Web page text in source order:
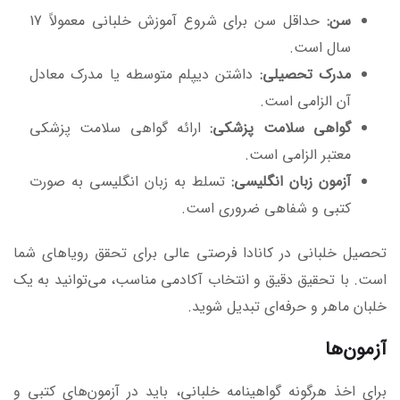
سن:
حداقل سن برای شروع آموزش خلبانی معمولاً 17
سال است.
مدرک تحصیلی: داشتن دیپلم متوسطه یا مدرک معادل
آن الزامی است.
گواهی سلامت پزشکی:ارائه گواهی سلامت پزشکی
معتبر الزامی است.
آزمون زبان انگلیسی: تسلط به زبان انگلیسی به صورت
کتبی و شفاهی ضروری است.
تحصیل خلبانی در کانادا فرصتی عالی برای تحقق رویاهای شما
است. با تحقیق دقیق و انتخاب آکادمی مناسب، می‌توانید به یک
خلبان ماهر و حرفه‌ای تبدیل شوید.
آزمون‌ها
برای اخذ هرگونه گواهینامه خلبانی، باید در آزمون‌های کتبی و